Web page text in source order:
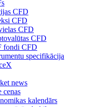
CFD
CFD
CFD
CFD
fondi CFD
specifikācija
news
cenas
kalendārs